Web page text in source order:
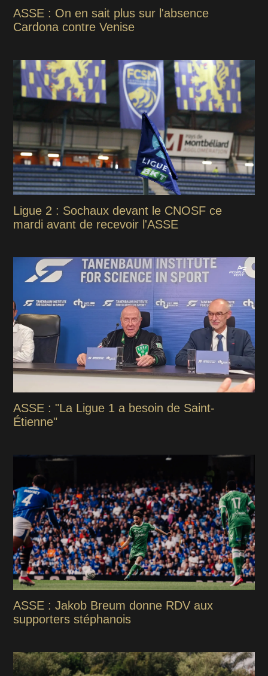
ASSE : On en sait plus sur l'absence
Cardona contre Venise
Ligue 2 : Sochaux devant le CNOSF ce
mardi avant de recevoir l'ASSE
ASSE : "La Ligue 1 a besoin de Saint-
Étienne"
ASSE : Jakob Breum donne RDV aux
supporters stéphanois